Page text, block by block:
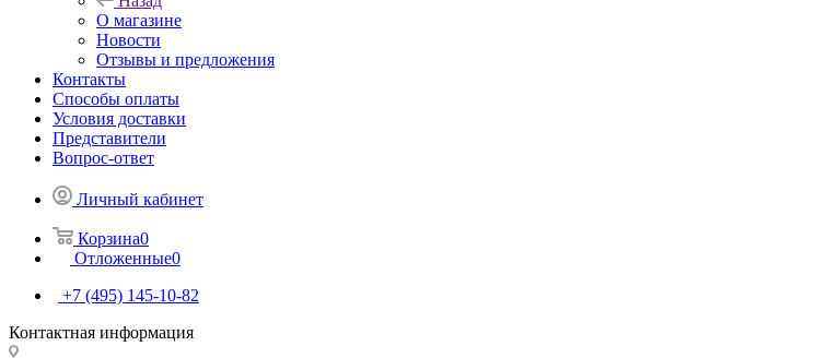
О магазине
Новости
Отзывы и предложения
Контакты
Способы оплаты
Условия доставки
Представители
Вопрос-ответ
Личный кабинет
Корзина0
Отложенные0
+7 (495) 145-10-82
Контактная информация